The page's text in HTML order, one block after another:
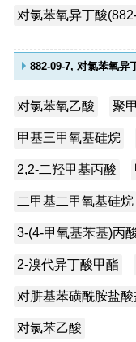
对氯苯氧异丁酸
882-09-7, 对氯苯氧异
对氯苯氧乙酸 聚
甲基三甲氧基硅烷
2,2-二羟甲基丙酸
二甲基二甲氧基硅烷
3-(4-甲氧基苯基)丙
2-溴代异丁酸甲酯
对肼基苯磺酰胺盐酸
对氯苯乙酸